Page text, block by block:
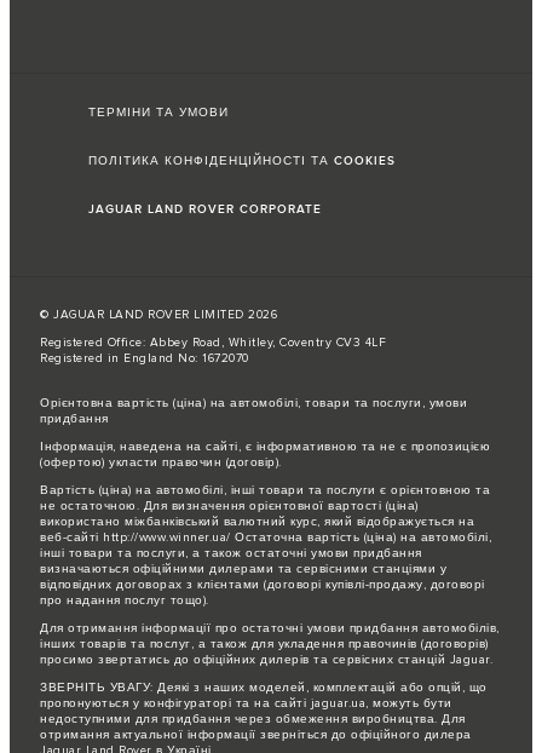
ТЕРМІНИ ТА УМОВИ
ПОЛІТИКА КОНФІДЕНЦІЙНОСТІ ТА COOKIES
JAGUAR LAND ROVER CORPORATE
© JAGUAR LAND ROVER LIMITED 2026
Registered Office: Abbey Road, Whitley, Coventry CV3 4LF
Registered in England No: 1672070
Орієнтовна вартість (ціна) на автомобілі, товари та послуги, умови
придбання
Інформація, наведена на сайті, є інформативною та не є пропозицією
(офертою) укласти правочин (договір).
Вартість (ціна) на автомобілі, інші товари та послуги є орієнтовною та
не остаточною. Для визначення орієнтовної вартості (ціна)
використано міжбанківський валютний курс, який відображується на
веб-сайті http://www.winner.ua/ Остаточна вартість (ціна) на автомобілі,
інші товари та послуги, а також остаточні умови придбання
визначаються офіційними дилерами та сервісними станціями у
відповідних договорах з клієнтами (договорі купівлі-продажу, договорі
про надання послуг тощо).
Для отримання інформації про остаточні умови придбання автомобілів,
інших товарів та послуг, а також для укладення правочинів (договорів)
просимо звертатись до офіційних дилерів та сервісних станцій Jaguar.
ЗВЕРНІТЬ УВАГУ: Деякі з наших моделей, комплектацій або опцій, що
пропонуються у конфігураторі та на сайті jaguar.ua, можуть бути
недоступними для придбання через обмеження виробництва. Для
отримання актуальної інформації зверніться до офіційного дилера